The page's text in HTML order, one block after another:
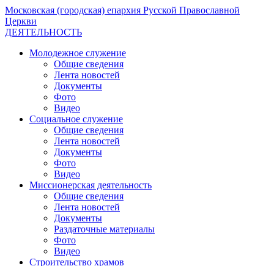
Московская (городская) епархия Русской Православной
Церкви
ДЕЯТЕЛЬНОСТЬ
Молодежное служение
Общие сведения
Лента новостей
Документы
Фото
Видео
Социальное служение
Общие сведения
Лента новостей
Документы
Фото
Видео
Миссионерская деятельность
Общие сведения
Лента новостей
Документы
Раздаточные материалы
Фото
Видео
Строительство храмов